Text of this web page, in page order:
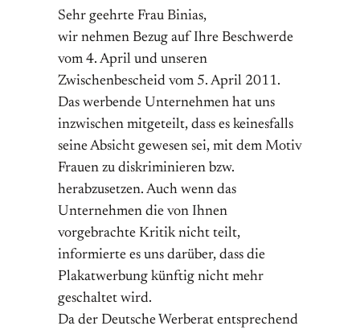
Sehr geehrte Frau Binias,
wir nehmen Bezug auf Ihre Beschwerde
vom 4. April und unseren
Zwischenbescheid vom 5. April 2011.
Das werbende Unternehmen hat uns
inzwischen mitgeteilt, dass es keinesfalls
seine Absicht gewesen sei, mit dem Motiv
Frauen zu diskriminieren bzw.
herabzusetzen. Auch wenn das
Unternehmen die von Ihnen
vorgebrachte Kritik nicht teilt,
informierte es uns darüber, dass die
Plakatwerbung künftig nicht mehr
geschaltet wird.
Da der Deutsche Werberat entsprechend